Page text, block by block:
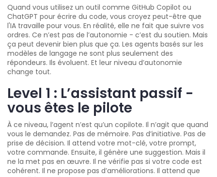
Quand vous utilisez un outil comme GitHub Copilot ou
ChatGPT pour écrire du code, vous croyez peut-être que
l'IA travaille pour vous. En réalité, elle ne fait que suivre vos
ordres. Ce n’est pas de l’autonomie - c’est du soutien. Mais
ça peut devenir bien plus que ça. Les agents basés sur les
modèles de langage ne sont plus seulement des
répondeurs. Ils évoluent. Et leur niveau d’autonomie
change tout.
Level 1 : L’assistant passif -
vous êtes le pilote
À ce niveau, l’agent n’est qu’un copilote. Il n’agit que quand
vous le demandez. Pas de mémoire. Pas d’initiative. Pas de
prise de décision. Il attend votre mot-clé, votre prompt,
votre commande. Ensuite, il génère une suggestion. Mais il
ne la met pas en œuvre. Il ne vérifie pas si votre code est
cohérent. Il ne propose pas d’améliorations. Il attend que